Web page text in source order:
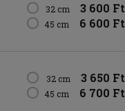
32 cm 3 600 Ft
45 cm 6 600 Ft
32 cm 3 650 Ft
45 cm 6 700 Ft